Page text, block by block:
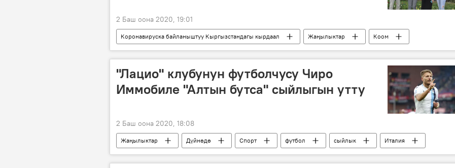
2 Баш оона 2020, 19:01
Коронавируска байланыштуу Кыргызстандагы кырдаал Жаңылыктар
Коом
Кыргызстан
Ош Ысык-Көл облусу дарыгерлер жардам
"Лацио" клубунун футболчусу Чиро
Иммобиле "Алтын бутса" сыйлыгын утту
2 Баш оона 2020, 18:08
Жаңылыктар Дүйнөдө Спорт футбол сыйлык Италия